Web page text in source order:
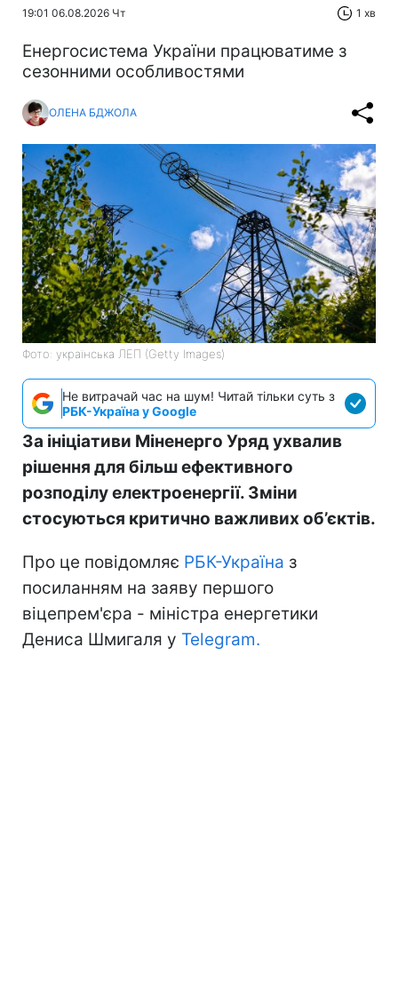
19:01 06.08.2026 Чт 1 хв
Енергосистема України працюватиме з
сезонними особливостями
ОЛЕНА БДЖОЛА
Фото: українська ЛЕП (Getty Images)
Не витрачай час на шум! Читай тільки суть з
РБК-Україна у Google
За ініціативи Міненерго Уряд ухвалив
рішення для більш ефективного
розподілу електроенергії. Зміни
стосуються критично важливих об’єктів.
Про це повідомляє РБК-Україна з
посиланням на заяву першого
віцепрем'єра - міністра енергетики
Дениса Шмигаля у Telegram.